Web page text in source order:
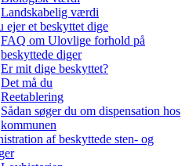
Landskabelig værdi
ejer et beskyttet dige
FAQ om Ulovlige forhold på
beskyttede diger
Er mit dige beskyttet?
Det må du
Reetablering
Sådan søger du om dispensation hos
kommunen
af beskyttede sten- og